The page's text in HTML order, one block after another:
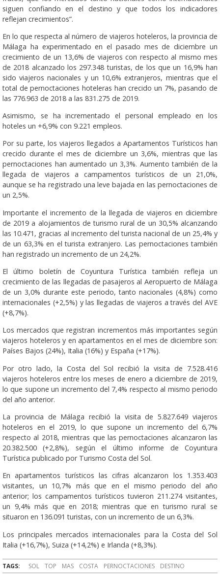
siguen confiando en el destino y que todos los indicadores
reflejan crecimientos”.
En lo que respecta al número de viajeros hoteleros, la provincia de
Málaga ha experimentado en el pasado mes de diciembre un
crecimiento de un 13,6% de viajeros con respecto al mismo mes
de 2018 alcanzado los 297.348 turistas, de los que un 16,9% han
sido viajeros nacionales y un 10,6% extranjeros, mientras que el
total de pernoctaciones hoteleras han crecido un 7%, pasando de
las 776.963 de 2018 a las 831.275 de 2019.
Asimismo, se ha incrementado el personal empleado en los
hoteles un +6,9% con 9.221 empleos.
Por su parte, los viajeros llegados a Apartamentos Turísticos han
crecido durante el mes de diciembre un 3,6%, mientras que las
pernoctaciones han aumentado un 3,3%. Aumento también de la
llegada de viajeros a campamentos turísticos de un 21,0%,
aunque se ha registrado una leve bajada en las pernoctaciones de
un 2,5%.
Importante el incremento de la llegada de viajeros en diciembre
de 2019 a alojamientos de turismo rural de un 30,5% alcanzando
las 10.471, gracias al incremento del turista nacional de un 25,4% y
de un 63,3% en el turista extranjero. Las pernoctaciones también
han registrado un incremento de un 24,2%.
El último boletín de Coyuntura Turística también refleja un
crecimiento de las llegadas de pasajeros al Aeropuerto de Málaga
de un 3,0% durante este periodo, tanto nacionales (4,8%) como
internacionales (+2,5%) y las llegadas de viajeros a través del AVE
(+8,7%).
Los mercados que registran incrementos más importantes según
viajeros hoteleros y en apartamentos en el mes de diciembre son:
Países Bajos (24%), Italia (16%) y España (+17%).
Por otro lado, la Costa del Sol recibió la visita de 7.528.416
viajeros hoteleros entre los meses de enero a diciembre de 2019,
lo que supone un incremento del 7,4% respecto al mismo periodo
del año anterior.
La provincia de Málaga recibió la visita de 5.827.649 viajeros
hoteleros en el 2019, lo que supone un incremento del 6,7%
respecto al 2018, mientras que las pernoctaciones alcanzaron las
20.382.500 (+2,8%), según el último informe de Coyuntura
Turística publicado por Turismo Costa del Sol.
En apartamentos turísticos las cifras alcanzaron los 1.353.403
visitantes, un 10,7% más que en el mismo periodo del año
anterior; los campamentos turísticos tuvieron 211.274 visitantes,
un 9,4% más que en 2018; mientras que en turismo rural se
situaron en 136.091 turistas, con un incremento de un 6,3%.
Los principales mercados internacionales para la Costa del Sol
Italia (+16,7%), Suiza (+14,2%) e Irlanda (+8,3%).
TAGS: SOL TOP MAS COSTA PERNOCTACIONES DESTINO